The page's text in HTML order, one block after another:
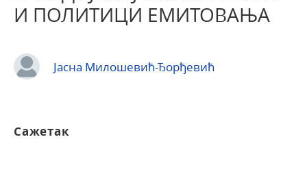
И ПОЛИТИЦИ ЕМИТОВАЊА
Јасна Милошевић-Ђорђевић
Сажетак